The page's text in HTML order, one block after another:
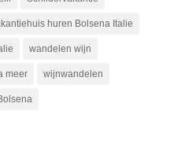
huren Bolsena Italie
wandelen wijn
meer wijnwandelen